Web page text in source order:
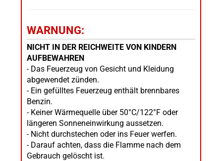
WARNUNG:
NICHT IN DER REICHWEITE VON KINDERN
AUFBEWAHREN
- Das Feuerzeug von Gesicht und Kleidung
abgewendet zünden.
- Ein gefülltes Feuerzeug enthält brennbares
Benzin.
- Keiner Wärmequelle über 50°C/122°F oder
längeren Sonneneinwirkung aussetzen.
- Nicht durchstechen oder ins Feuer werfen.
- Darauf achten, dass die Flamme nach dem
Gebrauch gelöscht ist.